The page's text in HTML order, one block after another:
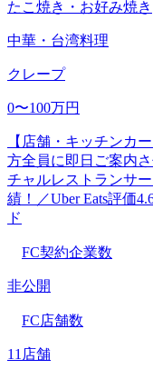
たこ焼き・お好み焼き
中華・台湾料理
クレープ
0〜100万円
【店舗・キッチンカ
方全員に即日ご案内
チャルレストランサ
績！／Uber Eats評価
ド
FC契約企業数
非公開
FC店舗数
11店舗